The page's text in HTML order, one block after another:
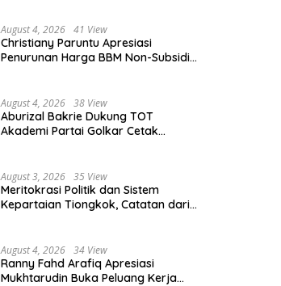
August 4, 2026 41 View
Christiany Paruntu Apresiasi
Penurunan Harga BBM Non-Subsidi,
August 4, 2026 38 View
Aburizal Bakrie Dukung TOT
Akademi Partai Golkar Cetak
August 3, 2026 35 View
Meritokrasi Politik dan Sistem
Kepartaian Tiongkok, Catatan dari
August 4, 2026 34 View
Ranny Fahd Arafiq Apresiasi
Mukhtarudin Buka Peluang Kerja